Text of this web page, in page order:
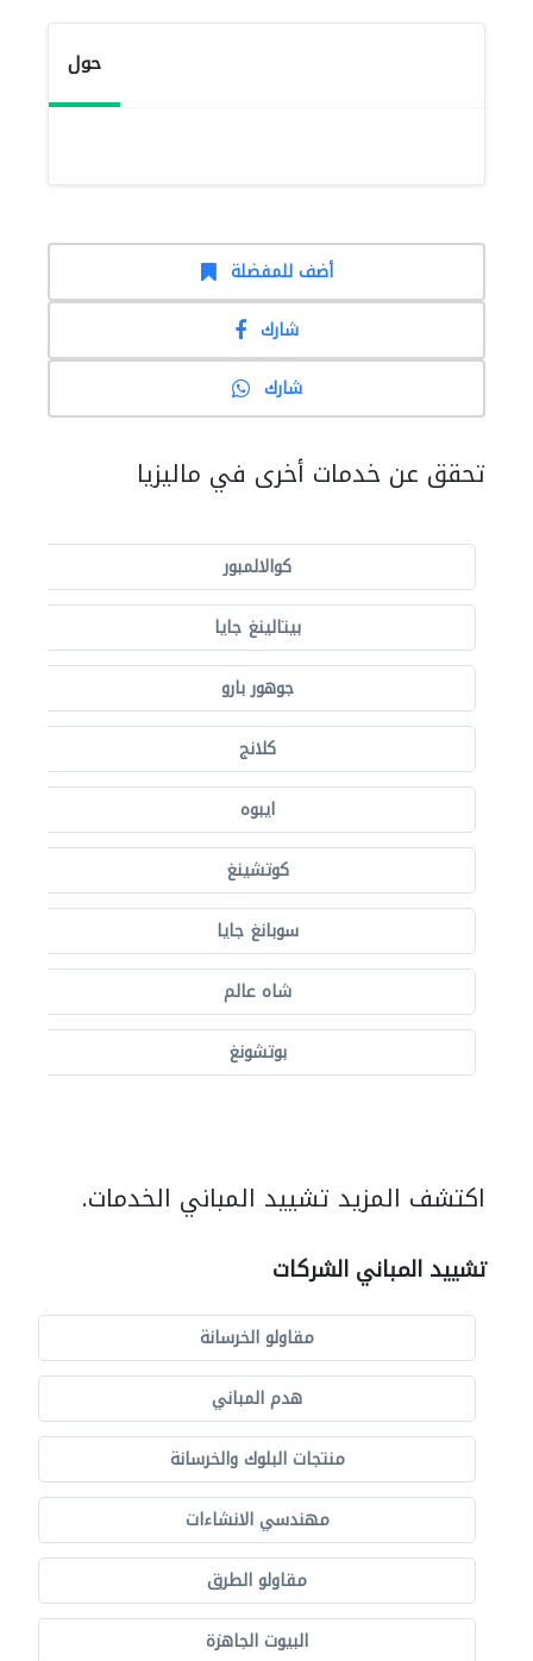
حول
أضف للمفضلة
شارك
شارك
تحقق عن خدمات أخرى في ماليزيا
كوالالمبور
بيتالينغ جايا
جوهور بارو
كلانج
ايبوه
كوتشينغ
سوبانغ جايا
شاه عالم
بوتشونغ
اكتشف المزيد تشييد المباني الخدمات.
تشييد المباني الشركات
مقاولو الخرسانة
هدم المباني
منتجات البلوك والخرسانة
مهندسي الانشاءات
مقاولو الطرق
البيوت الجاهزة